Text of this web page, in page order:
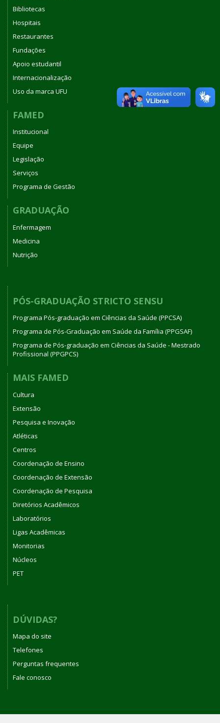
Bibliotecas
Hospitais
Restaurantes
Fundações
Apoio estudantil
Internacionalização
Uso da marca UFU
FAMED
Institucional
Equipe
Legislação
Serviços
Programa de Gestão
GRADUAÇÃO
Enfermagem
Medicina
Nutrição
PÓS-GRADUAÇÃO STRICTO SENSU
Programa Pós-graduação em Ciências da Saúde (PPCSA)
Programa de Pós-Graduação em Saúde da Família (PPGSAF)
Programa de Pós-graduação em Ciências da Saúde - Mestrado
Profissional (PPGPCS)
MAIS FAMED
Cultura
Extensão
Pesquisa e Inovação
Atléticas
Centros
Coordenação de Ensino
Coordenação de Extensão
Coordenação de Pesquisa
Diretórios Acadêmicos
Laboratórios
Ligas Acadêmicas
Monitorias
Núcleos
PET
DÚVIDAS?
Mapa do site
Telefones
Perguntas frequentes
Fale conosco